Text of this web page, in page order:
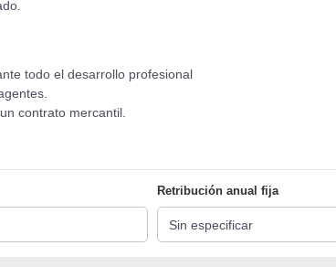
todo el desarrollo profesional
contrato mercantil.
Retribución anual fija